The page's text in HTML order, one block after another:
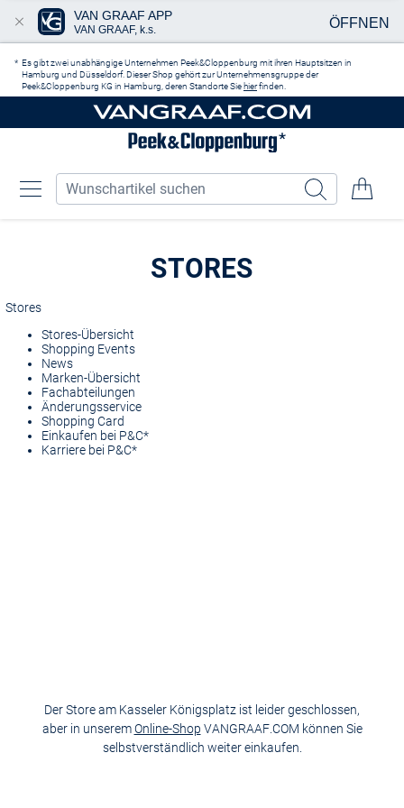
Es gibt zwei unabhängige Unternehmen Peek&Cloppenburg mit ihren Hauptsitzen in
Hamburg und Düsseldorf. Dieser Shop gehört zur Unternehmensgruppe der
Peek&Cloppenburg KG in Hamburg, deren Standorte Sie hierfinden.
STORES
Stores
Stores-Übersicht
Shopping Events
News
Marken-Übersicht
Fachabteilungen
Änderungsservice
Shopping Card
Einkaufen bei P&C*
Karriere bei P&C*
Der Store am Kasseler Königsplatz ist leider geschlossen,
aber in unseremOnline-Shop VANGRAAF.COM können Sie
selbstverständlich weiter einkaufen.
VAN GRAAF APP
VAN GRAAF, k.s. ÖFFNEN